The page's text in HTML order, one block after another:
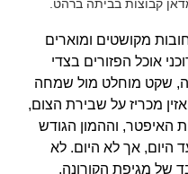
קבוצות בביתה ברהט.
מקושטים ומוארים
אוכל הפזורים בצדי
שקט מוחלט מול שמחה
מכריז על שבירת הצום,
וההמון הגודש
אך לא היום. לא
מגיפת הקורונה.